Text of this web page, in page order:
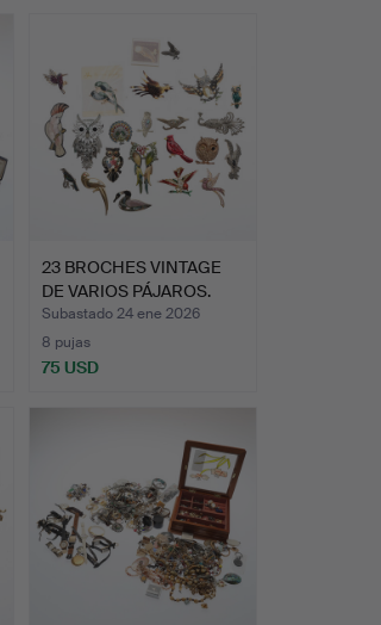
23 BROCHES VINTAGE
DE VARIOS PÁJAROS.
Subastado 24 ene 2026
8 pujas
75 USD